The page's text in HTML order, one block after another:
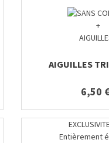
+
AIGUILLES
6,50
Entièrement